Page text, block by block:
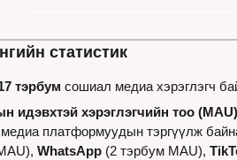
статистик
тэрбум сошиал медиа хэрэглэгч
идэвхтэй хэрэглэгчийн тоо
медиа платформуудын тэргүүлж
WhatsApp (2 тэрбум MAU),